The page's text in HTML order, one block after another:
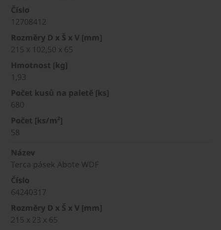
Číslo
12708412
Rozměry D x Š x V [mm]
215 x 102,50 x 65
Hmotnost [kg]
1,93
Počet kusů na paletě [ks]
680
Počet [ks/m²]
58
Název
Terca pásek Abote WDF
Číslo
64240317
Rozměry D x Š x V [mm]
215 x 23 x 65